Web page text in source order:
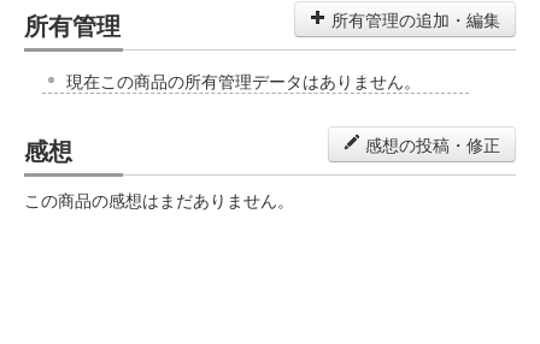
所有管理 所有管理の追加・編集
現在この商品の所有管理データはありません。
感想 感想の投稿・修正
この商品の感想はまだありません。